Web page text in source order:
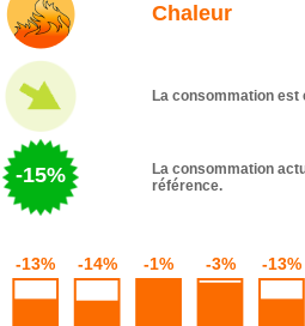
Chaleur
La consommation est
-15%
La consommation
référence.